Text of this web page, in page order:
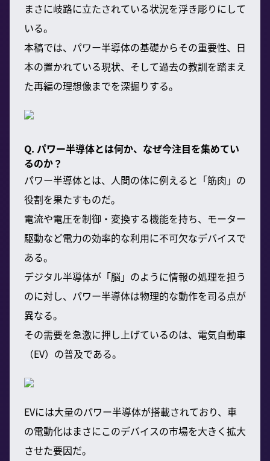
まさに岐路に立たされている状況を浮き彫りにして
いる。
本稿では、パワー半導体の基礎からその重要性、日
本の置かれている現状、そして過去の教訓を踏まえ
た再編の理想像までを深掘りする。
Q. パワー半導体とは何か、なぜ今注目を集めてい
るのか？
パワー半導体とは、人間の体に例えると「筋肉」の
役割を果たすものだ。
電流や電圧を制御・変換する機能を持ち、モーター
駆動など電力の効率的な利用に不可欠なデバイスで
ある。
デジタル半導体が「脳」のように情報の処理を担う
のに対し、パワー半導体は物理的な動作を司る点が
異なる。
その需要を急激に押し上げているのは、電気自動車
（EV）の普及である。
EVには大量のパワー半導体が搭載されており、車
の電動化はまさにこのデバイスの市場を大きく拡大
させた要因だ。